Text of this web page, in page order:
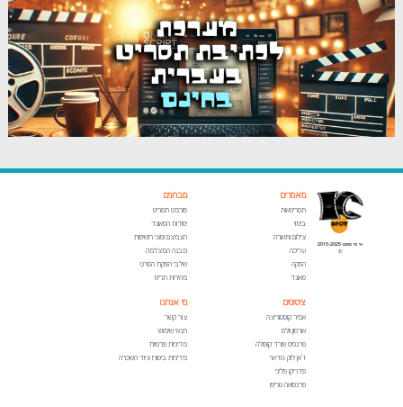
אי סי ספוט 2015-2025
©
מאמרים
תסריטאות
בימוי
צילום ותאורה
עריכה
הפקה
סאונד
מבחנים
פורמט תסריט
יסודות הסאונד
הצמצם וסוגי חשיפות
מבנה המצלמה
שלבי הפקת הסרט
מהירות תריס
ציטוטים
אמיר קוסטוריצה
אורסון וולס
פרנסיס פורד קופולה
ז'אן לוק גודאר
פדריקו פליני
פרנסואה טריפו
מי אנחנו
צור קשר
תנאי שימוש
מדיניות פרטיות
מדיניות ביטוח ציוד השכרה